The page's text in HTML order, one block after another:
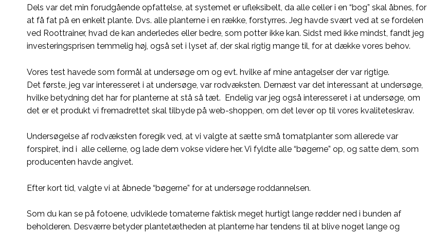
Dels var det min forudgående opfattelse, at systemet er ufleksibelt, da alle celler i en “bog” skal åbnes, for
at få fat på en enkelt plante. Dvs. alle planterne i en række, forstyrres. Jeg havde svært ved at se fordelen
ved Roottrainer, hvad de kan anderledes eller bedre, som potter ikke kan. Sidst med ikke mindst, fandt jeg
investeringsprisen temmelig høj, også set i lyset af, der skal rigtig mange til, for at dække vores behov.
Vores test havede som formål at undersøge om og evt. hvilke af mine antagelser der var rigtige.
Det første, jeg var interesseret i at undersøge, var rodvæksten. Dernæst var det interessant at undersøge,
hvilke betydning det har for planterne at stå så tæt. Endelig var jeg også interesseret i at undersøge, om
det er et produkt vi fremadrettet skal tilbyde på web-shoppen, om det lever op til vores kvaliteteskrav.
Undersøgelse af rodvæksten foregik ved, at vi valgte at sætte små tomatplanter som allerede var
forspiret, ind i alle cellerne, og lade dem vokse videre her. Vi fyldte alle “bøgerne” op, og satte dem, som
producenten havde angivet.
Efter kort tid, valgte vi at åbnede “bøgerne” for at undersøge roddannelsen.
Som du kan se på fotoene, udviklede tomaterne faktisk meget hurtigt lange rødder ned i bunden af
beholderen. Desværre betyder plantetætheden at planterne har tendens til at blive noget lange og